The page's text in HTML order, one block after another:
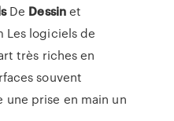
De Dessinet
Les logiciels de
très riches en
souvent
prise en main un